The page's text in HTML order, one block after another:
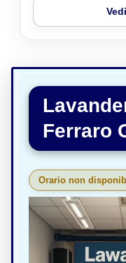
Ferraro
Orario non